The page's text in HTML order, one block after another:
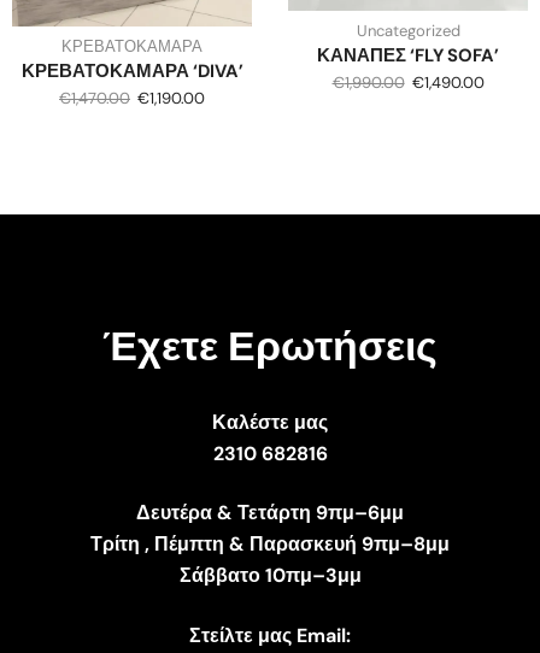
ΚΡΕΒΑΤΟΚΑΜΑΡΑ
ΚΡΕΒΑΤΟΚΑΜΑΡΑ ‘DIVA’
€1,470.00 €1,190.00
Uncategorized
ΚΑΝΑΠΕΣ ‘FLY SOFA’
€1,990.00 €1,490.00
Έχετε Ερωτήσεις
Καλέστε μας
2310 682816
Δευτέρα & Τετάρτη 9πμ–6μμ
Τρίτη , Πέμπτη & Παρασκευή 9πμ–8μμ
Σάββατο 10πμ–3μμ
Στείλτε μας Email: